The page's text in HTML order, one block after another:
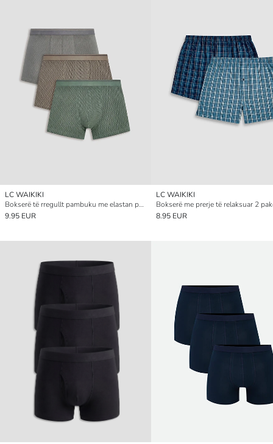
LC WAIKIKI
Bokserë të rregullt pambuku me elastan për burra, paketime treshe
9.95 EUR
LC WAIKIKI
8.95 EUR